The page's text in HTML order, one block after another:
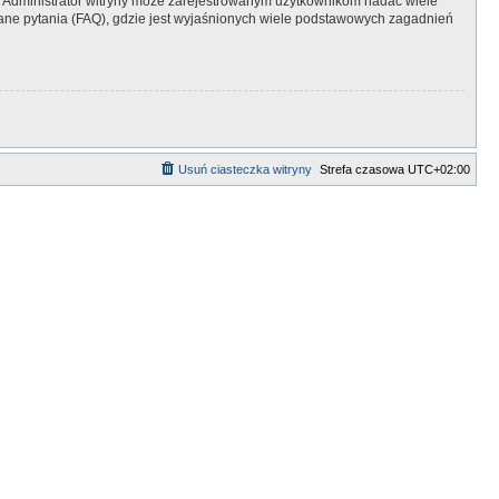
pytania (FAQ), gdzie jest wyjaśnionych wiele podstawowych zagadnień
Strefa czasowa UTC+02:00
Usuń ciasteczka witryny